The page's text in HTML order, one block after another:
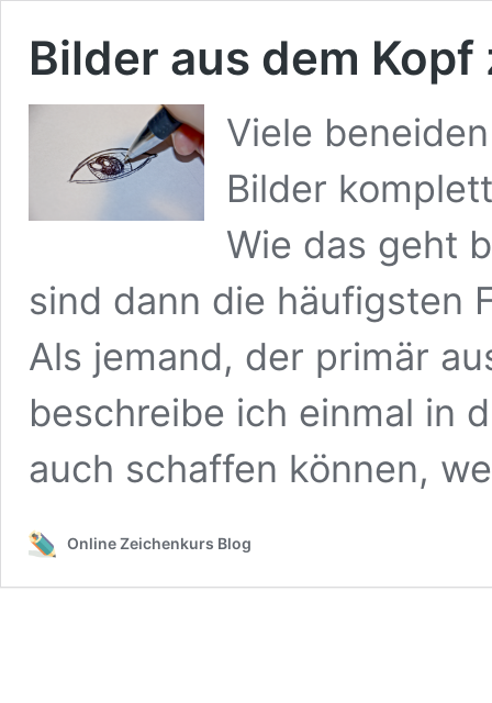
Bilder aus dem
Viele
Bilder
Wie das geht
sind dann die häufigsten
Als jemand, der primär
beschreibe ich einmal in
auch schaffen können,
Online Zeichenkurs Blog